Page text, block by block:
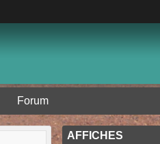
Forum
AFFICHES